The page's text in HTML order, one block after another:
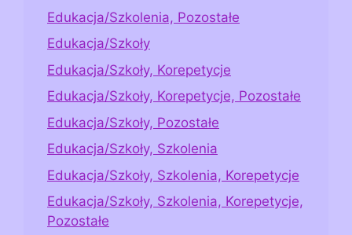
Edukacja/Szkolenia, Pozostałe
Edukacja/Szkoły
Edukacja/Szkoły, Korepetycje
Edukacja/Szkoły, Korepetycje, Pozostałe
Edukacja/Szkoły, Pozostałe
Edukacja/Szkoły, Szkolenia
Edukacja/Szkoły, Szkolenia, Korepetycje
Edukacja/Szkoły, Szkolenia, Korepetycje,
Pozostałe